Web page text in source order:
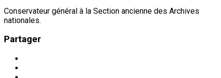
Conservateur général à la Section ancienne des Archives
nationales.
Partager